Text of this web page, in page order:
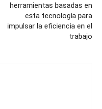
herramientas basadas en
esta tecnología para
impulsar la eficiencia en el
trabajo